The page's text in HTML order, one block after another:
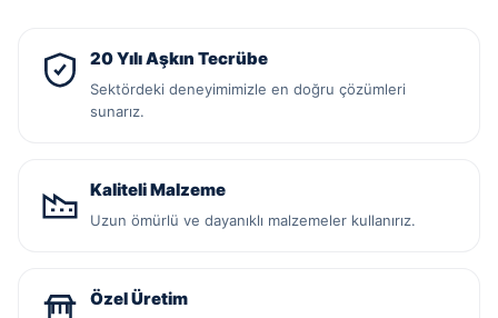
20 Yılı Aşkın Tecrübe
Sektördeki deneyimimizle en doğru çözümleri
sunarız.
Kaliteli Malzeme
Uzun ömürlü ve dayanıklı malzemeler kullanırız.
Özel Üretim